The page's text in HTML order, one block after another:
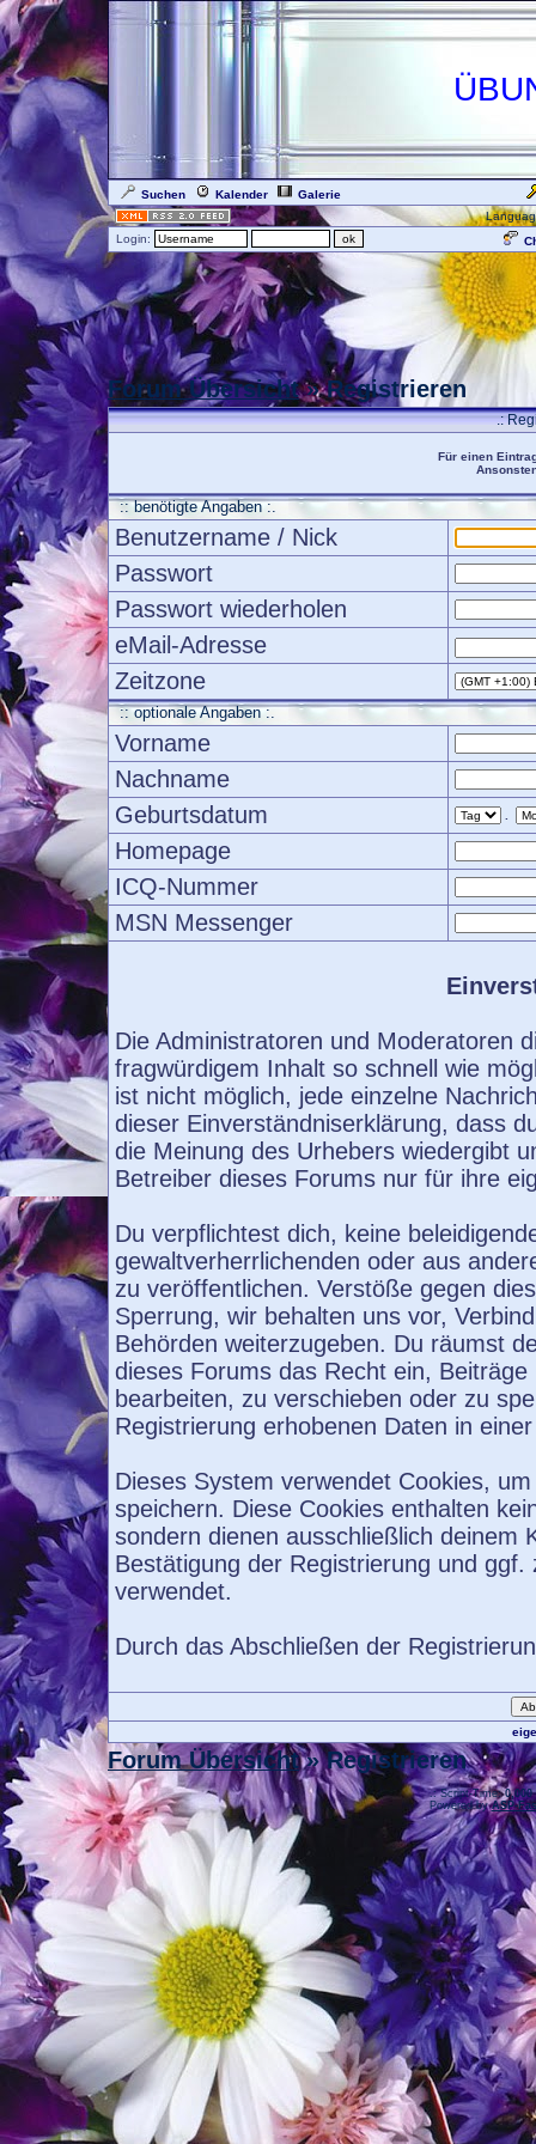
Suchen Kalender
Galerie
Login:
Forum Übersicht» Registrieren
.:
Für einen
:: benötigte Angaben :.
Benutzername / Nick
Passwort
Passwort wiederholen
eMail-Adresse
Zeitzone
:: optionale Angaben :.
Vorname
Nachname
Geburtsdatum
Homepage
ICQ-Nummer
MSN Messenger
Die Administratoren und Moderatoren
fragwürdigem Inhalt so schnell wie
ist nicht möglich, jede einzelne
dieser Einverständniserklärung, dass
die Meinung des Urhebers wiedergibt
Betreiber dieses Forums nur für ihre
Du verpflichtest dich, keine
gewaltverherrlichenden oder aus
zu veröffentlichen. Verstöße gegen
Sperrung, wir behalten uns vor,
Behörden weiterzugeben. Du räumst
dieses Forums das Recht ein,
bearbeiten, zu verschieben oder zu
Registrierung erhobenen Daten in
Dieses System verwendet Cookies,
speichern. Diese Cookies enthalten
sondern dienen ausschließlich deinem
Bestätigung der Registrierung und
verwendet.
Durch das Abschließen der
Forum Übersicht» Registrieren
.: Script-Time:0,000
Powered byASP-